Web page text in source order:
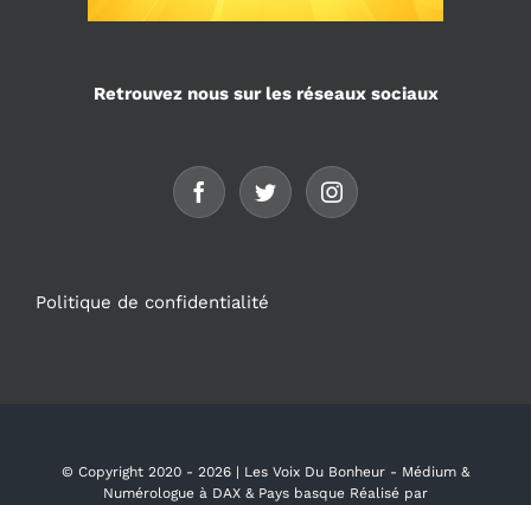
Retrouvez nous sur les réseaux sociaux
Politique de confidentialité
© Copyright 2020 - 2026 | Les Voix Du Bonheur - Médium &
Numérologue à DAX & Pays basque Réalisé par